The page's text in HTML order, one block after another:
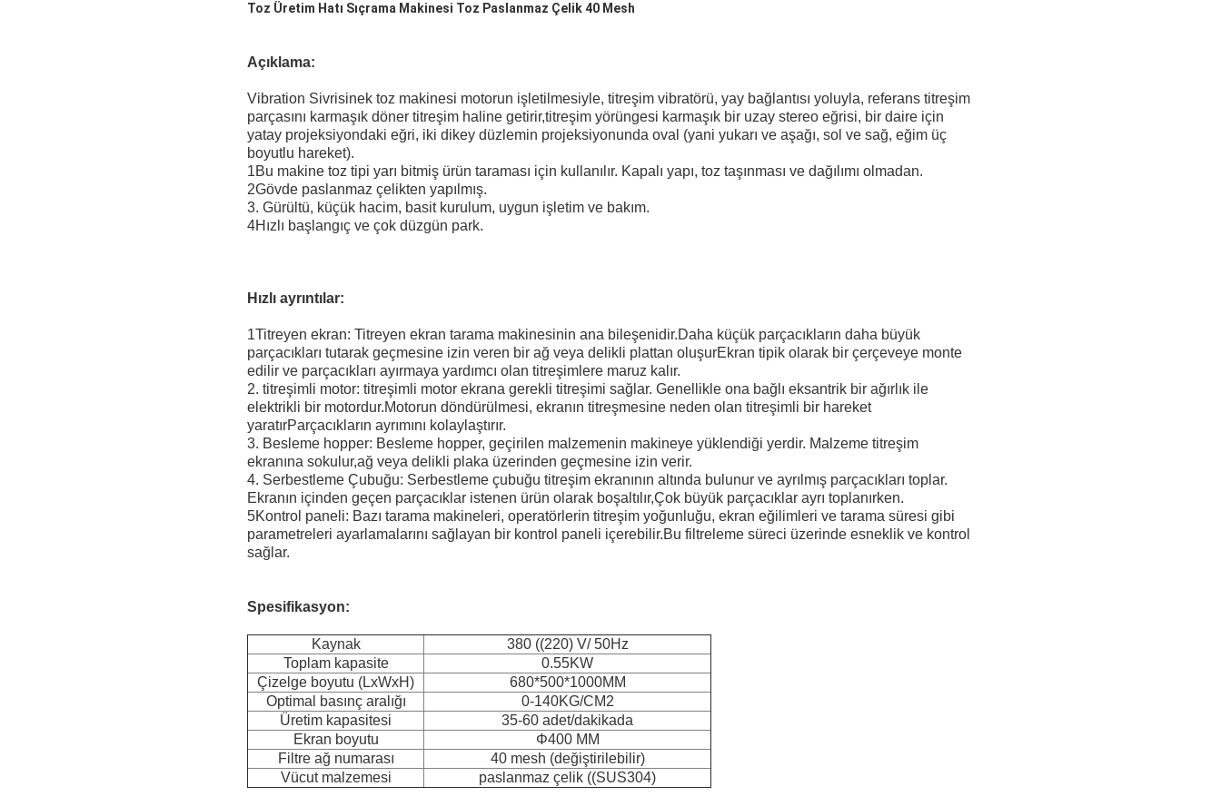
Toz Üretim Hatı Sıçrama Makinesi Toz Paslanmaz Çelik 40 Mesh
Açıklama:
Vibration Sivrisinek toz makinesi motorun işletilmesiyle, titreşim vibratörü, yay bağlantısı yoluyla, referans titreşim
parçasını karmaşık döner titreşim haline getirir,titreşim yörüngesi karmaşık bir uzay stereo eğrisi, bir daire için
yatay projeksiyondaki eğri, iki dikey düzlemin projeksiyonunda oval (yani yukarı ve aşağı, sol ve sağ, eğim üç
boyutlu hareket).
1Bu makine toz tipi yarı bitmiş ürün taraması için kullanılır. Kapalı yapı, toz taşınması ve dağılımı olmadan.
2Gövde paslanmaz çelikten yapılmış.
3. Gürültü, küçük hacim, basit kurulum, uygun işletim ve bakım.
4Hızlı başlangıç ve çok düzgün park.
Hızlı ayrıntılar:
1Titreyen ekran: Titreyen ekran tarama makinesinin ana bileşenidir.Daha küçük parçacıkların daha büyük
parçacıkları tutarak geçmesine izin veren bir ağ veya delikli plattan oluşurEkran tipik olarak bir çerçeveye monte
edilir ve parçacıkları ayırmaya yardımcı olan titreşimlere maruz kalır.
2. titreşimli motor: titreşimli motor ekrana gerekli titreşimi sağlar. Genellikle ona bağlı eksantrik bir ağırlık ile
elektrikli bir motordur.Motorun döndürülmesi, ekranın titreşmesine neden olan titreşimli bir hareket
yaratırParçacıkların ayrımını kolaylaştırır.
3. Besleme hopper: Besleme hopper, geçirilen malzemenin makineye yüklendiği yerdir. Malzeme titreşim
ekranına sokulur,ağ veya delikli plaka üzerinden geçmesine izin verir.
4. Serbestleme Çubuğu: Serbestleme çubuğu titreşim ekranının altında bulunur ve ayrılmış parçacıkları toplar.
Ekranın içinden geçen parçacıklar istenen ürün olarak boşaltılır,Çok büyük parçacıklar ayrı toplanırken.
5Kontrol paneli: Bazı tarama makineleri, operatörlerin titreşim yoğunluğu, ekran eğilimleri ve tarama süresi gibi
parametreleri ayarlamalarını sağlayan bir kontrol paneli içerebilir.Bu filtreleme süreci üzerinde esneklik ve kontrol
sağlar.
Spesifikasyon:
Kaynak
380 ((220) V/ 50Hz
Toplam kapasite
0.55KW
Çizelge boyutu (LxWxH)
680*500*1000MM
Optimal basınç aralığı
0-140KG/CM2
Üretim kapasitesi
35-60 adet/dakikada
Ekran boyutu
Φ400 MM
Filtre ağ numarası
40 mesh (değiştirilebilir)
Vücut malzemesi
paslanmaz çelik ((SUS304)